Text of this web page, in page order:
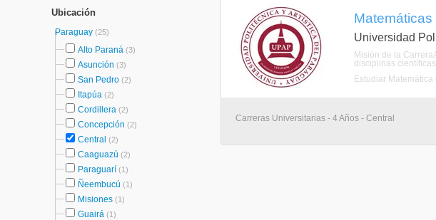
Ubicación
Paraguay (25)
Alto Paraná (3)
Asunción (3)
San Pedro (2)
Itapúa (2)
Cordillera (2)
Concepción (2)
Central (2)
Caaguazú (2)
Paraguarí (1)
Ñeembucú (1)
Misiones (1)
Guairá (1)
Matemáticas
Universidad
Misión de la
disciplinas
Estudiar Matemática
Carreras Universitarias - 4 Años - Central